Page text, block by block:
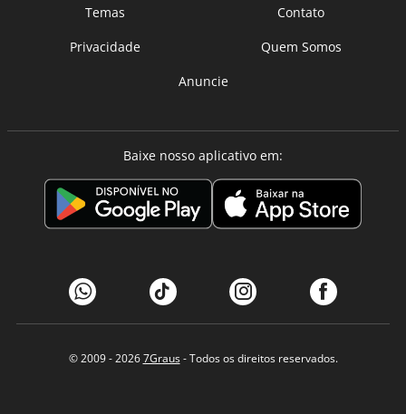
Temas
Contato
Privacidade
Quem Somos
Anuncie
Baixe nosso aplicativo em:
© 2009 - 20267Graus- Todos os direitos reservados.